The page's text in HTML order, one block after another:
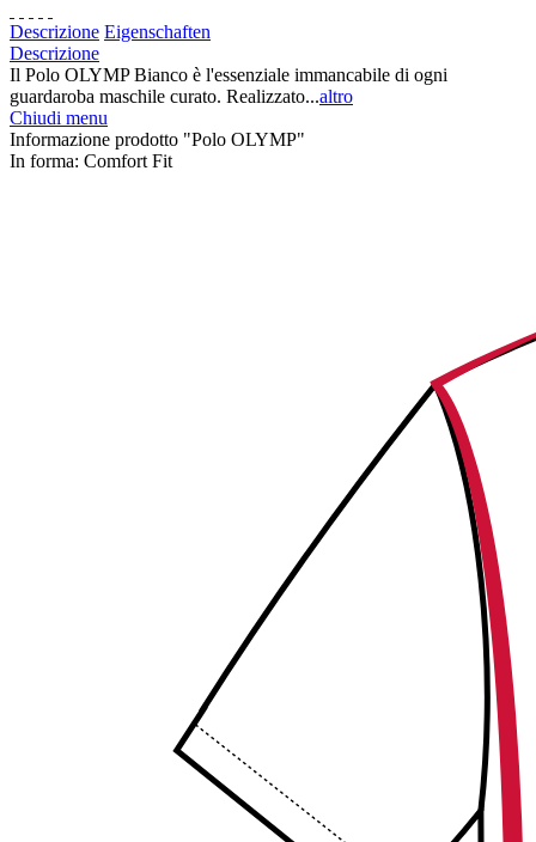
Descrizione Eigenschaften
Descrizione
Il Polo OLYMP Bianco è l'essenziale immancabile di ogni
guardaroba maschile curato. Realizzato...altro
Chiudi menu
Informazione prodotto "Polo OLYMP"
In forma: Comfort Fit